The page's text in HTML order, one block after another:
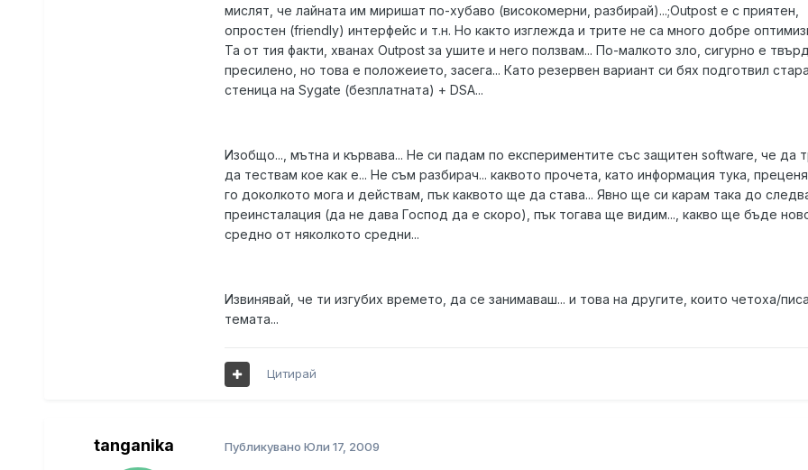
мислят, че лайната им миришат по-хубаво (високомерни, разбирай)...;Outpost е с приятен,
опростен (friendly) интерфейс и т.н. Но както изглежда и трите не са много добре
Та от тия факти, хванах Outpost за ушите и него ползвам... По-малкото зло, сигурно е
пресилено, но това е положеието, засега... Като резервен вариант си бях подготвил
стеница на Sygate (безплатната) + DSA...
Изобщо..., мътна и кървава... Не си падам по експериментите със защитен software, че да
да тествам кое как е... Не съм разбирач... каквото прочета, като информация тука,
го доколкото мога и действам, пък каквото ще да става... Явно ще си карам така до
преинсталация (да не дава Господ да е скоро), пък тогава ще видим..., какво ще бъде
средно от няколкото средни...
Извинявай, че ти изгубих времето, да се занимаваш... и това на другите, които четоха/
темата...
Цитирай
tanganika Публикувано Юли 17, 2009